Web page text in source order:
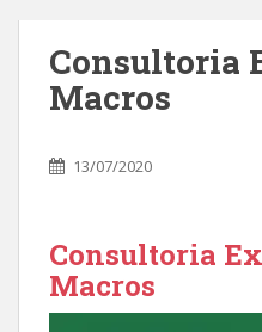
Consultoria
Macros
13/07/2020
Consultoria
Macros